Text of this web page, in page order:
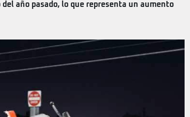
año pasado, lo que representa un aumento